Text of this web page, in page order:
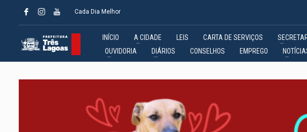
Cada Dia Melhor
INÍCIO A CIDADE LEIS CARTA DE SERVIÇOS
OUVIDORIA
DIÁRIOS CONSELHOS EMPREGO